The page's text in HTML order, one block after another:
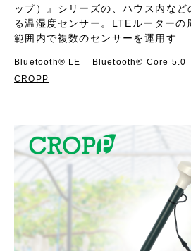
ップ）』シリーズの、ハウス内な
る温湿度センサー。LTEルーター
範囲内で複数のセンサーを運用す
Bluetooth®︎ LE Bluetooth® Core 5.0
CROPP